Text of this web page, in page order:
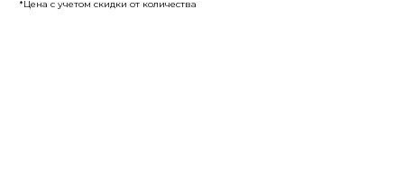
*Цена с учетом скидки от количества